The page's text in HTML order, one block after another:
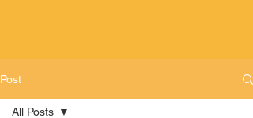
Post
All Posts